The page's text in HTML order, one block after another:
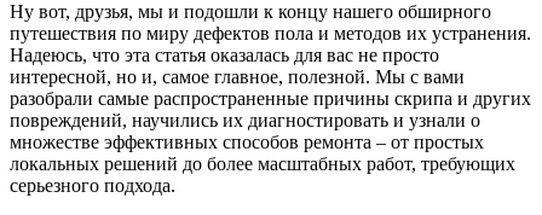
Ну вот, друзья, мы и подошли к концу нашего обширного
путешествия по миру дефектов пола и методов их устранения.
Надеюсь, что эта статья оказалась для вас не просто
интересной, но и, самое главное, полезной. Мы с вами
разобрали самые распространенные причины скрипа и других
повреждений, научились их диагностировать и узнали о
множестве эффективных способов ремонта – от простых
локальных решений до более масштабных работ, требующих
серьезного подхода.